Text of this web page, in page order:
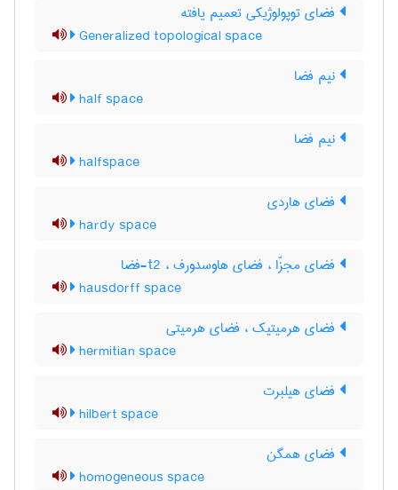
فضای توپولوژیکی تعمیم یافته
Generalized topological space
نیم فضا
half space
نیم فضا
halfspace
فضای هاردی
hardy space
فضای مجزّا ، فضای هاوسدورف ، t2-فضا
hausdorff space
فضای هرمیتیک ، فضای هرمیتی
hermitian space
فضای هیلبرت
hilbert space
فضای همگن
homogeneous space